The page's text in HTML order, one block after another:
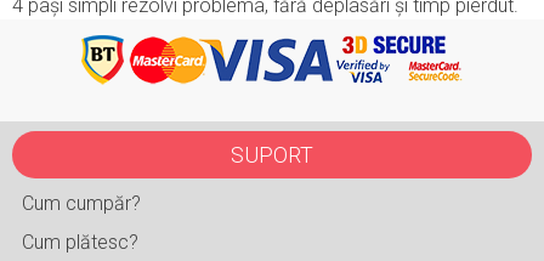
4 pași simpli rezolvi problema, fără deplasări și timp pierdut.
SUPORT
Cum cumpăr?
Cum plătesc?